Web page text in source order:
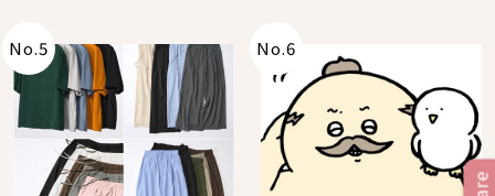
No.5 No.6